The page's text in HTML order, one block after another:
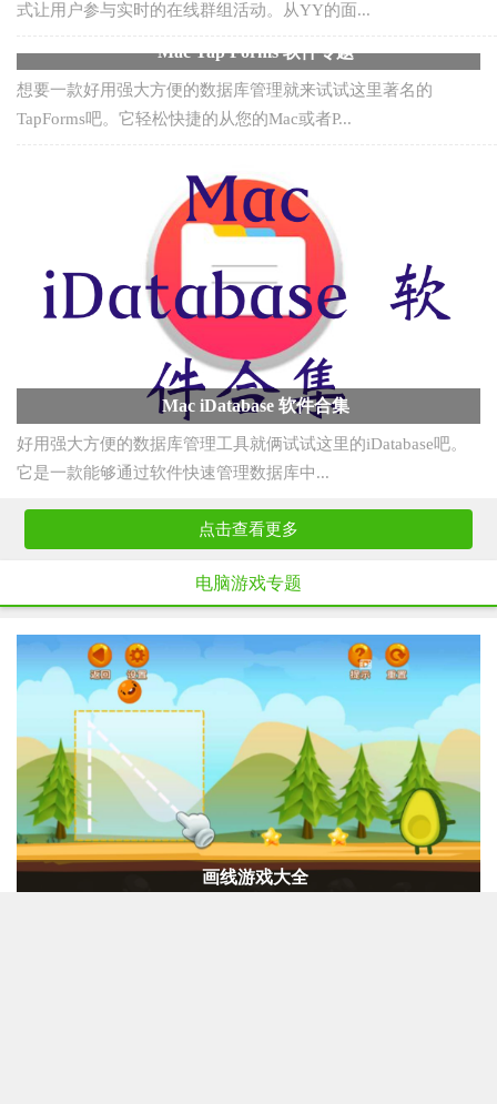
杯具是生活中经常会用到的，杯具的素材将会是怎样的呢？
3dmax杯具模型下载大全拥有着简约/休闲/时尚...
点击查看更多
YY是一个革命性的富通信社交平台,通过语音、文本和视频等形
式让用户参与实时的在线群组活动。从YY的面...
Mac Tap Forms 软件专题